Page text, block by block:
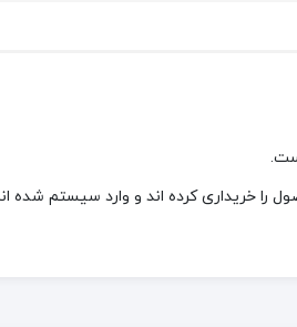
را خریداری کرده اند و وارد سیستم شده